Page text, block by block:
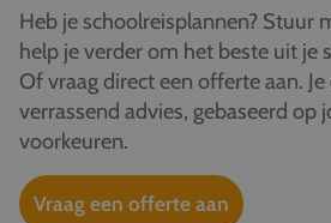
Heb je schoolreisplannen? Stuur
help je verder om het beste uit je
Of vraag direct een offerte aan.
verrassend advies, gebaseerd op
voorkeuren.
Vraag een offerte aan